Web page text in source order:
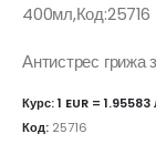
400мл,Код:25716
Антистрес грижа
Курс: 1 EUR = 1.95583
Код: 25716